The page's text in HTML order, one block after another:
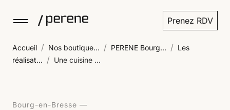
Prenez RDV
Accueil / Nos boutique... / PERENE Bourg... / Les
réalisat... / Une cuisine ...
Bourg-en-Bresse